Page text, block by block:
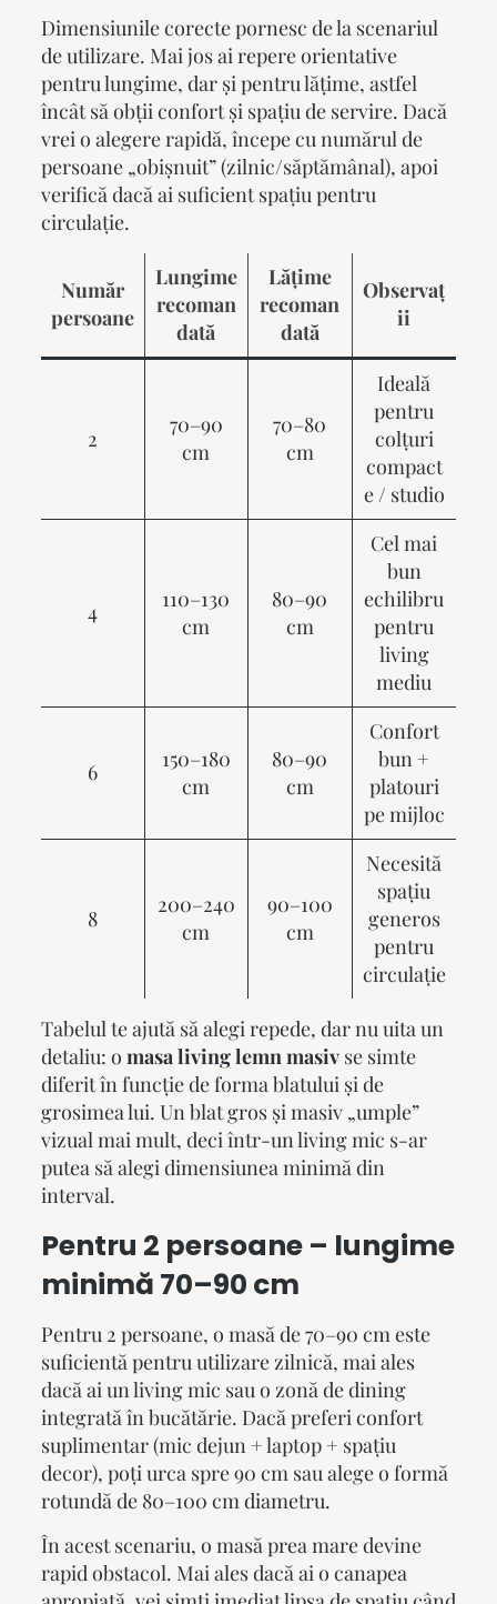
Dimensiunile corecte pornesc de la scenariul
de utilizare. Mai jos ai repere orientative
pentru lungime, dar și pentru lățime, astfel
încât să obții confort și spațiu de servire. Dacă
vrei o alegere rapidă, începe cu numărul de
persoane „obișnuit” (zilnic/săptămânal), apoi
verifică dacă ai suficient spațiu pentru
circulație.
Număr
persoane
Lungime
recoman
dată
Lățime
recoman
dată
Observaț
ii
2
70–90
cm
70–80
cm
Ideală
pentru
colțuri
compact
e / studio
4
110–130
cm
80–90
cm
Cel mai
bun
echilibru
pentru
living
mediu
6
150–180
cm
80–90
cm
Confort
bun +
platouri
pe mijloc
8
200–240
cm
90–100
cm
Necesită
spațiu
generos
pentru
circulație
Tabelul te ajută să alegi repede, dar nu uita un
detaliu: o masa living lemn masivse simte
diferit în funcție de forma blatului și de
grosimea lui. Un blat gros și masiv „umple”
vizual mai mult, deci într-un living mic s-ar
putea să alegi dimensiunea minimă din
interval.
Pentru 2 persoane – lungime
minimă 70–90 cm
Pentru 2 persoane, o masă de 70–90 cm este
suficientă pentru utilizare zilnică, mai ales
dacă ai un living mic sau o zonă de dining
integrată în bucătărie. Dacă preferi confort
suplimentar (mic dejun + laptop + spațiu
decor), poți urca spre 90 cm sau alege o formă
rotundă de 80–100 cm diametru.
În acest scenariu, o masă prea mare devine
rapid obstacol. Mai ales dacă ai o canapea